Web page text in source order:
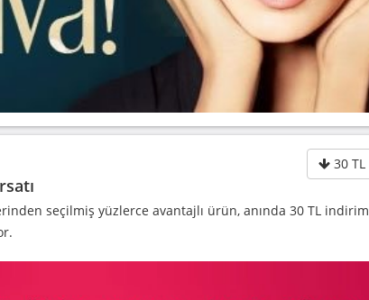
30 TL
seçilmiş yüzlerce avantajlı ürün, anında 30 TL indirim